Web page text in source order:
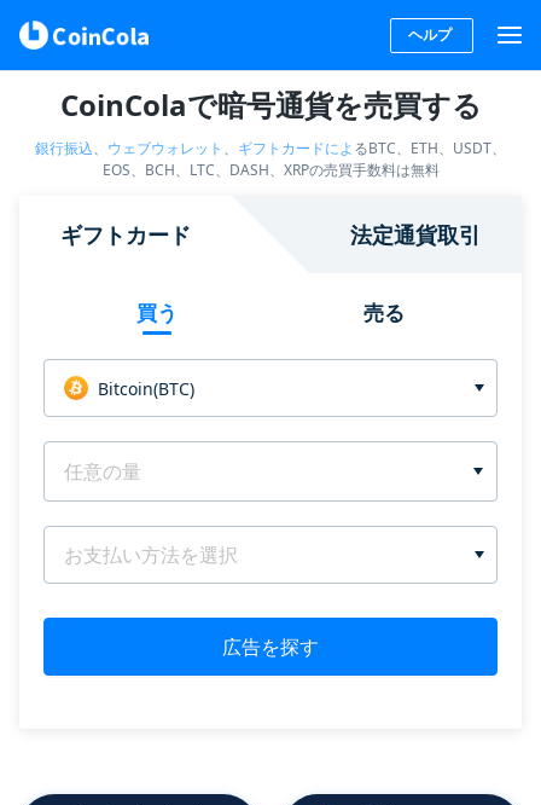
ヘルプ
CoinColaで暗号通貨を売買する
銀行振込、 ウェブウォレット 、 ギフトカードによるBTC、ETH、USDT、
EOS、BCH、LTC、DASH、XRPの売買手数料は無料
ギフトカード 法定通貨取引
買う 売る
Bitcoin(BTC)
お支払い方法を選択
広告を探す